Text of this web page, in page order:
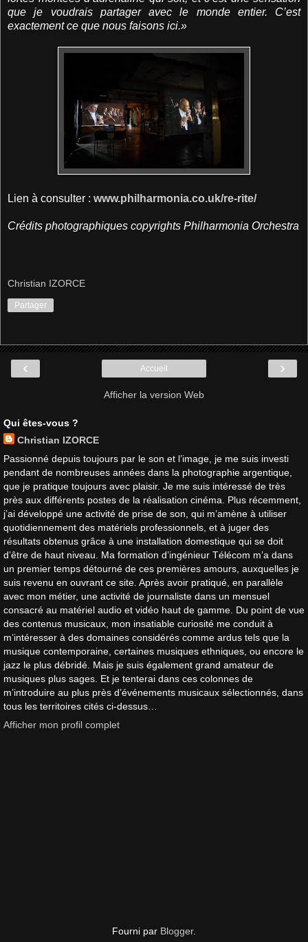
que je voudrais partager avec le monde entier. C’est
exactement ce que nous faisons ici.»
Lien à consulter : www.philharmonia.co.uk/re-rite/
Crédits photographiques copyrights Philharmonia Orchestra
Christian IZORCE
Partager
‹ ›
Accueil
Afficher la version Web
Qui êtes-vous ?
Christian IZORCE
Passionné depuis toujours par le son et l’image, je me suis investi
pendant de nombreuses années dans la photographie argentique,
que je pratique toujours avec plaisir. Je me suis intéressé de très
près aux différents postes de la réalisation cinéma. Plus récemment,
j’ai développé une activité de prise de son, qui m’amène à utiliser
quotidiennement des matériels professionnels, et à juger des
résultats obtenus grâce à une installation domestique qui se doit
d’être de haut niveau. Ma formation d’ingénieur Télécom m’a dans
un premier temps détourné de ces premières amours, auxquelles je
suis revenu en ouvrant ce site. Après avoir pratiqué, en parallèle
avec mon métier, une activité de journaliste dans un mensuel
consacré au matériel audio et vidéo haut de gamme. Du point de vue
des contenus musicaux, mon insatiable curiosité me conduit à
m’intéresser à des domaines considérés comme ardus tels que la
musique contemporaine, certaines musiques ethniques, ou encore le
jazz le plus débridé. Mais je suis également grand amateur de
musiques plus sages. Et je tenterai dans ces colonnes de
m’introduire au plus près d’événements musicaux sélectionnés, dans
tous les territoires cités ci-dessus…
Afficher mon profil complet
Fourni par Blogger.